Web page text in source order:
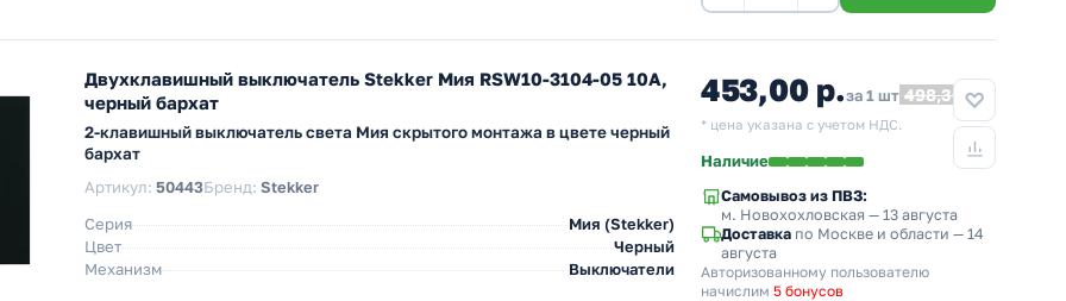
Двухклавишный выключатель Stekker Мия RSW10-3104-05 10A,
черный бархат
2-клавишный выключатель света Мия скрытого монтажа в цвете черный
бархат
Артикул: 50443Бренд: Stekker
Серия
Мия (Stekker)
Цвет
Черный
Механизм
Выключатели
453,00 р.за 1 шт 498,30
* цена указана с учетом НДС.
Наличие
Самовывоз из ПВЗ:
м. Новохохловская — 13 августа
Доставка по Москве и области — 14
августа
Авторизованному пользователю
начислим 5 бонусов